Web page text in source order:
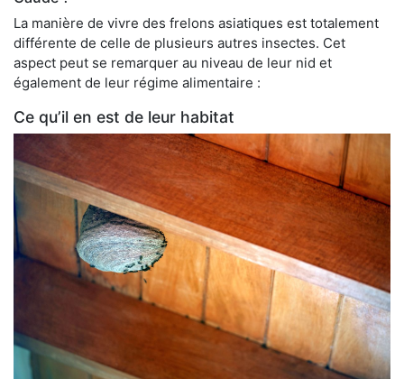
La manière de vivre des frelons asiatiques est totalement
différente de celle de plusieurs autres insectes. Cet
aspect peut se remarquer au niveau de leur nid et
également de leur régime alimentaire :
Ce qu’il en est de leur habitat